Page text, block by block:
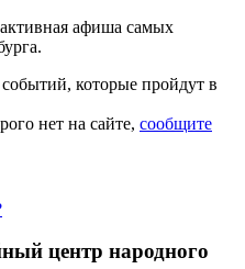
афиша самых
которые пройдут в
нет на сайте, сообщите
центр народного